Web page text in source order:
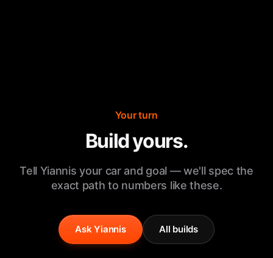
Your turn
Build yours.
Tell Yiannis your car and goal — we'll spec the
exact path to numbers like these.
Ask Yiannis All builds